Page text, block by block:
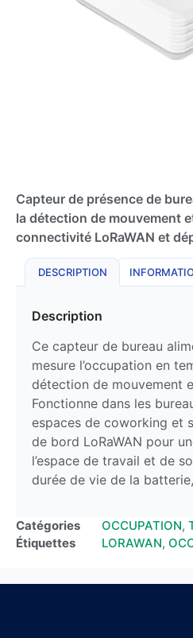
Capteur de présence de
la détection de mouvement
connectivité LoRaWAN et
DESCRIPTION
Description
Ce capteur de bureau
mesure l’occupation en
détection de mouvement
Fonctionne dans les
espaces de coworking et
de bord LoRaWAN pour
l’espace de travail et de
durée de vie de la
Catégories OCCUPATION,
Étiquettes
LORAWAN,